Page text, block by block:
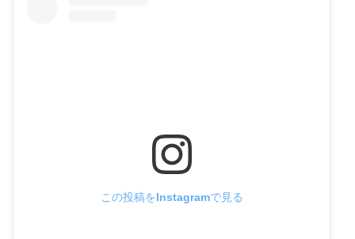
この投稿をInstagramで見る